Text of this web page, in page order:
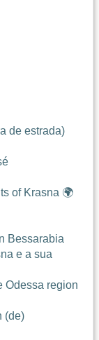
de estrada)
of Krasna 🌍
Bessarabia
e a sua
Odessa region
(de)